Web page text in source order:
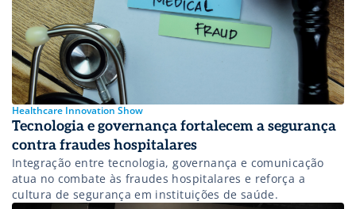
Healthcare Innovation Show
Tecnologia e governança fortalecem a segurança
contra fraudes hospitalares
Integração entre tecnologia, governança e comunicação
atua no combate às fraudes hospitalares e reforça a
cultura de segurança em instituições de saúde.